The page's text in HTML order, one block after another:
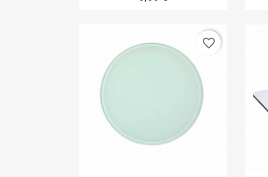
favorite_border